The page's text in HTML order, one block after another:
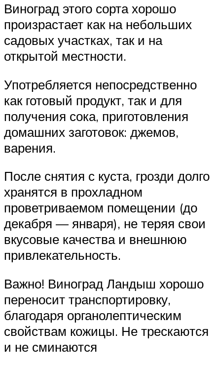
Виноград этого сорта хорошо
произрастает как на небольших
садовых участках, так и на
открытой местности.
Употребляется непосредственно
как готовый продукт, так и для
получения сока, приготовления
домашних заготовок: джемов,
варения.
После снятия с куста, грозди долго
хранятся в прохладном
проветриваемом помещении (до
декабря — января), не теряя свои
вкусовые качества и внешнюю
привлекательность.
Важно! Виноград Ландыш хорошо
переносит транспортировку,
благодаря органолептическим
свойствам кожицы. Не трескаются
и не сминаются